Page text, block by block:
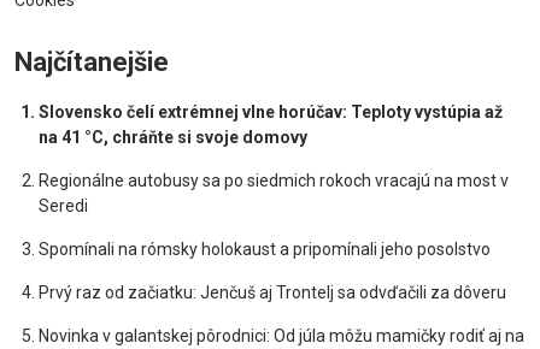
Najčítanejšie
Slovensko čelí extrémnej vlne horúčav: Teploty vystúpia až
na 41 °C, chráňte si svoje domovy
Regionálne autobusy sa po siedmich rokoch vracajú na most v
Seredi
Spomínali na rómsky holokaust a pripomínali jeho posolstvo
Prvý raz od začiatku: Jenčuš aj Trontelj sa odvďačili za dôveru
Novinka v galantskej pôrodnici: Od júla môžu mamičky rodiť aj na